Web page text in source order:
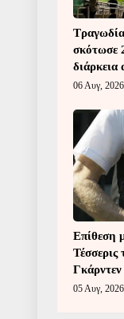
σκότωσε
διάρκεια
06 Αυγ, 2026
Επίθεση
Τέσσερις
05 Αυγ, 2026